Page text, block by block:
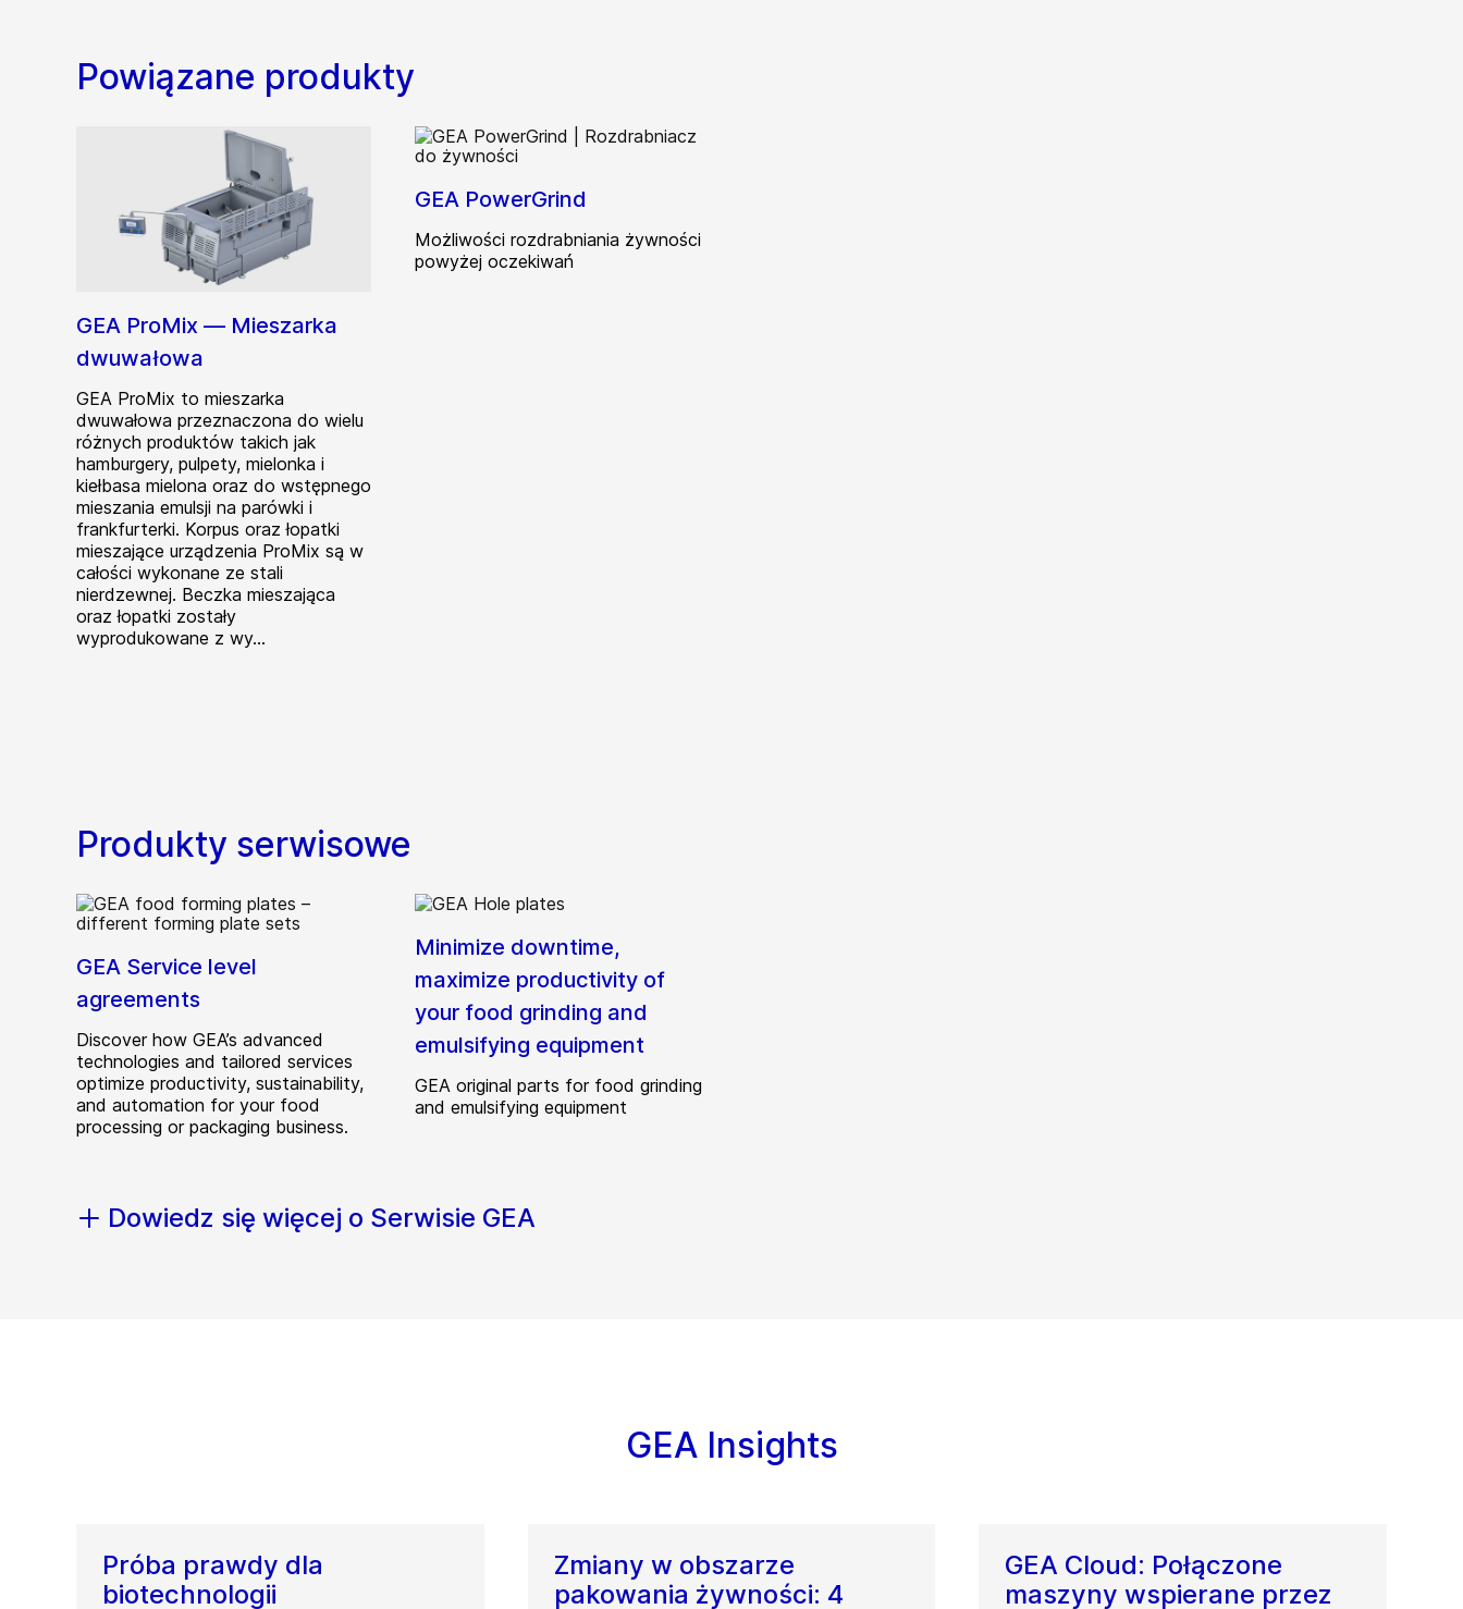
Powiązane produkty
GEA ProMix — Mieszarka
dwuwałowa
GEA ProMix to mieszarka
dwuwałowa przeznaczona do wielu
różnych produktów takich jak
hamburgery, pulpety, mielonka i
kiełbasa mielona oraz do wstępnego
mieszania emulsji na parówki i
frankfurterki. Korpus oraz łopatki
mieszające urządzenia ProMix są w
całości wykonane ze stali
nierdzewnej. Beczka mieszająca
oraz łopatki zostały
wyprodukowane z wy...
GEA PowerGrind
Możliwości rozdrabniania żywności
powyżej oczekiwań
Produkty serwisowe
GEA Service level
agreements
Discover how GEA’s advanced
technologies and tailored services
optimize productivity, sustainability,
and automation for your food
processing or packaging business.
Minimize downtime,
maximize productivity of
your food grinding and
emulsifying equipment
GEA original parts for food grinding
and emulsifying equipment
Dowiedz się więcej o Serwisie GEA
GEA Insights
Próba prawdy dla
biotechnologii
Zmiany w obszarze
pakowania żywności: 4
GEA Cloud: Połączone
maszyny wspierane przez